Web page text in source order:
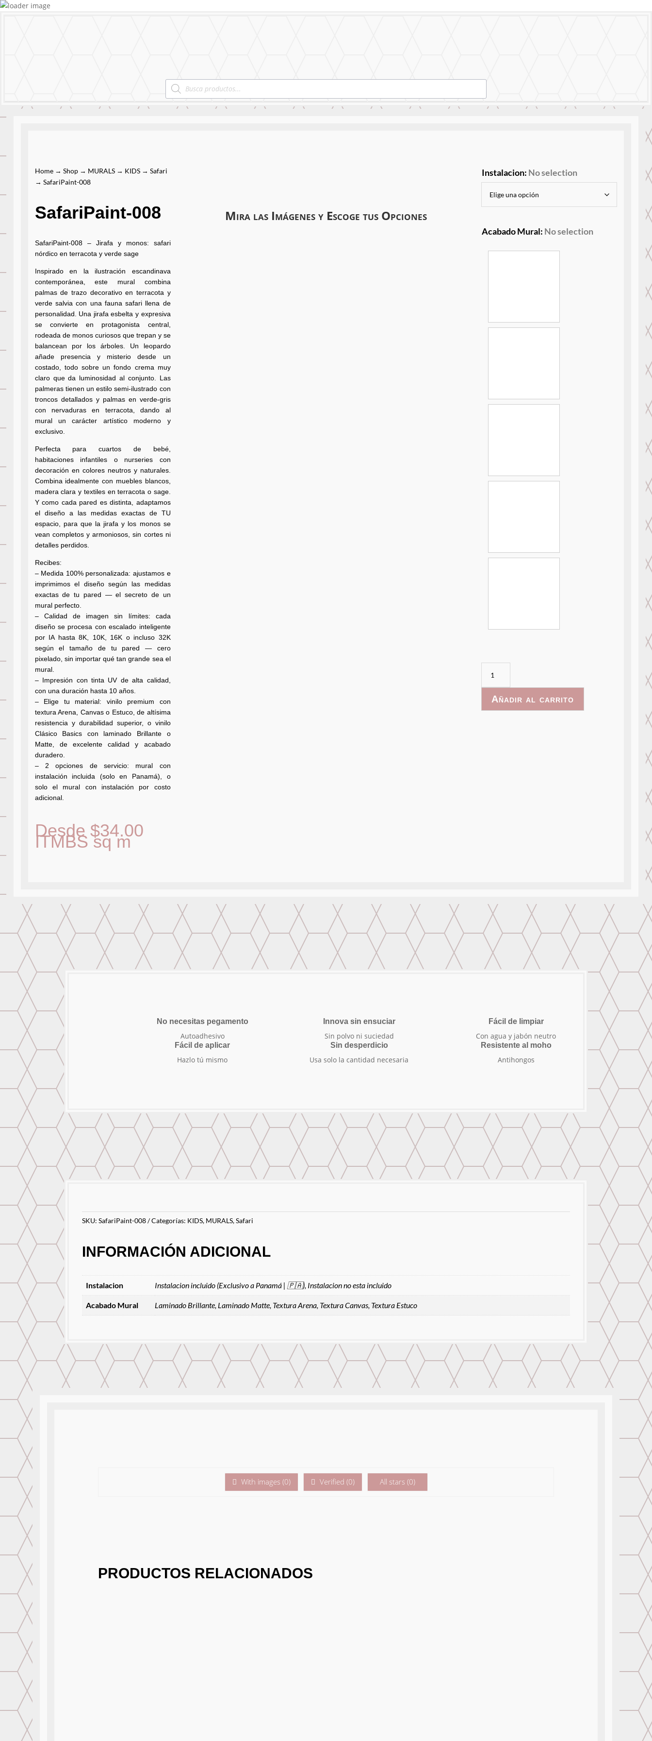
Products
search
Home→ Shop→ MURALS→ KIDS→ Safari
→ SafariPaint-008
SafariPaint-008
SafariPaint-008 – Jirafa y monos: safari
nórdico en terracota y verde sage
Inspirado en la ilustración escandinava
contemporánea, este mural combina
palmas de trazo decorativo en terracota y
verde salvia con una fauna safari llena de
personalidad. Una jirafa esbelta y expresiva
se convierte en protagonista central,
rodeada de monos curiosos que trepan y se
balancean por los árboles. Un leopardo
añade presencia y misterio desde un
costado, todo sobre un fondo crema muy
claro que da luminosidad al conjunto. Las
palmeras tienen un estilo semi-ilustrado con
troncos detallados y palmas en verde-gris
con nervaduras en terracota, dando al
mural un carácter artístico moderno y
exclusivo.
Perfecta para cuartos de bebé,
habitaciones infantiles o nurseries con
decoración en colores neutros y naturales.
Combina idealmente con muebles blancos,
madera clara y textiles en terracota o sage.
Y como cada pared es distinta, adaptamos
el diseño a las medidas exactas de TU
espacio, para que la jirafa y los monos se
vean completos y armoniosos, sin cortes ni
detalles perdidos.
Recibes:
– Medida 100% personalizada: ajustamos e
imprimimos el diseño según las medidas
exactas de tu pared — el secreto de un
mural perfecto.
– Calidad de imagen sin límites: cada
diseño se procesa con escalado inteligente
por IA hasta 8K, 10K, 16K o incluso 32K
según el tamaño de tu pared — cero
pixelado, sin importar qué tan grande sea el
mural.
– Impresión con tinta UV de alta calidad,
con una duración hasta 10 años.
– Elige tu material: vinilo premium con
textura Arena, Canvas o Estuco, de altísima
resistencia y durabilidad superior, o vinilo
Clásico Basics con laminado Brillante o
Matte, de excelente calidad y acabado
duradero.
– 2 opciones de servicio: mural con
instalación incluida (solo en Panamá), o
solo el mural con instalación por costo
adicional.
Desde $34.00
ITMBSsq m
Mira las Imágenes y Escoge tus Opciones
Instalacion: No selection
Acabado Mural: No selection
008
cantidad
Añadir al carrito
No necesitas pegamento
Autoadhesivo
Fácil de aplicar
Hazlo tú mismo
Innova sin ensuciar
Sin polvo ni suciedad
Sin desperdicio
Usa solo la cantidad necesaria
Fácil de limpiar
Con agua y jabón neutro
Resistente al moho
Antihongos
SKU: SafariPaint-008 Categorías: KIDS, MURALS,Safari
INFORMACIÓN ADICIONAL
Instalacion Instalacion incluido (Exclusivo a Panamá | 🇵🇦), Instalacion no esta incluido
Acabado Mural Laminado Brillante, Laminado Matte, Textura Arena, Textura Canvas, Textura Estuco
With images (0) Verified (0) All stars (0)
PRODUCTOS RELACIONADOS